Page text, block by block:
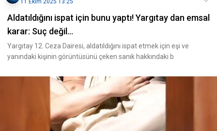
11 Ekim 2025 13:25
Aldatıldığını ispat için bunu yaptı! Yargıtay dan emsal
karar: Suç değil...
Yargıtay 12. Ceza Dairesi, aldatıldığını ispat etmek için eşi ve
yanındaki kişinin görüntüsünü çeken sanık hakkındaki b